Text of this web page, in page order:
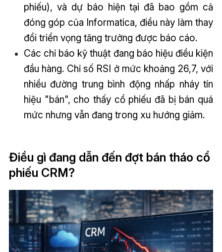
phiếu), và dự báo hiện tại đã bao gồm cả
đóng góp của Informatica, điều này làm thay
đổi triển vọng tăng trưởng được báo cáo.
Các chỉ báo kỹ thuật đang báo hiệu điều kiện
đầu hàng. Chỉ số RSI ở mức khoảng 26,7, với
nhiều đường trung bình động nhấp nháy tín
hiệu "bán", cho thấy cổ phiếu đã bị bán quá
mức nhưng vẫn đang trong xu hướng giảm.
Điều gì đang dẫn đến đợt bán tháo cổ
phiếu CRM?